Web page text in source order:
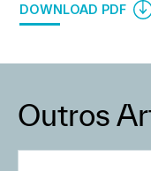
DOWNLOAD PDF
Outros